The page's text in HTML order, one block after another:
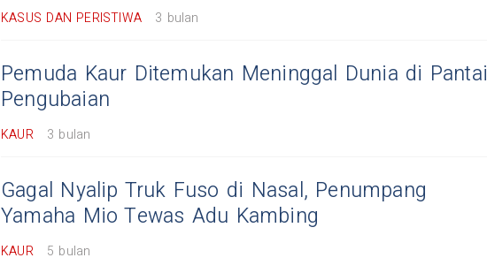
KASUS DAN PERISTIWA 3 bulan
Pemuda Kaur Ditemukan Meninggal Dunia di Pantai
Pengubaian
KAUR 3 bulan
Gagal Nyalip Truk Fuso di Nasal, Penumpang
Yamaha Mio Tewas Adu Kambing
KAUR 5 bulan